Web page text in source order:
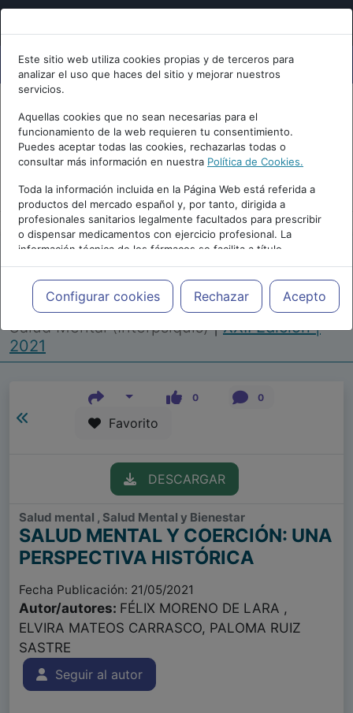
Este sitio web utiliza cookies propias y de terceros para
analizar el uso que haces del sitio y mejorar nuestros
servicios.
Aquellas cookies que no sean necesarias para el
funcionamiento de la web requieren tu consentimiento.
Puedes aceptar todas las cookies, rechazarlas todas o
consultar más información en nuestra Política de Cookies.
Toda la información incluida en la Página Web está referida a
productos del mercado español y, por tanto, dirigida a
profesionales sanitarios legalmente facultados para prescribir
o dispensar medicamentos con ejercicio profesional. La
información técnica de los fármacos se facilita a título
meramente informativo, siendo responsabilidad de los
profesionales facultados prescribir medicamentos y decidir, en
cada caso concreto, el tratamiento más adecuado a las
necesidades del paciente.
Configurar cookies Rechazar Acepto
Repositorio de Artículos |Congreso Virtual
Internacional de Psiquiatría, Psicología y
Salud Mental (Interpsiquis)|XXII Edición |
2021
0 0
Favorito
DESCARGAR
Salud mental , Salud Mental y Bienestar
SALUD MENTAL Y COERCIÓN: UNA
PERSPECTIVA HISTÓRICA
Fecha Publicación: 21/05/2021
Autor/autores: FÉLIX MORENO DE LARA ,
ELVIRA MATEOS CARRASCO, PALOMA RUIZ
SASTRE
Seguir al autor